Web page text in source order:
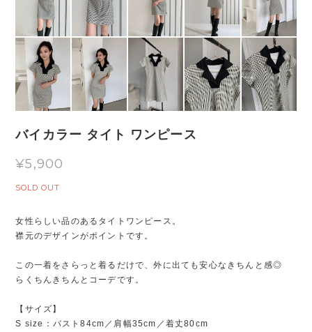
バイカラー タイト ワンピース
¥5,900
SOLD OUT
女性らしい品のあるタイトワンピース。
襟元のデザインがポイントです。
この一着をさらっと着るだけで、外に出ても安心なきちんと感◎
らくちんきちんとコーデです。
【サイズ】
S size：バスト84cm／肩幅35cm／着丈80cm